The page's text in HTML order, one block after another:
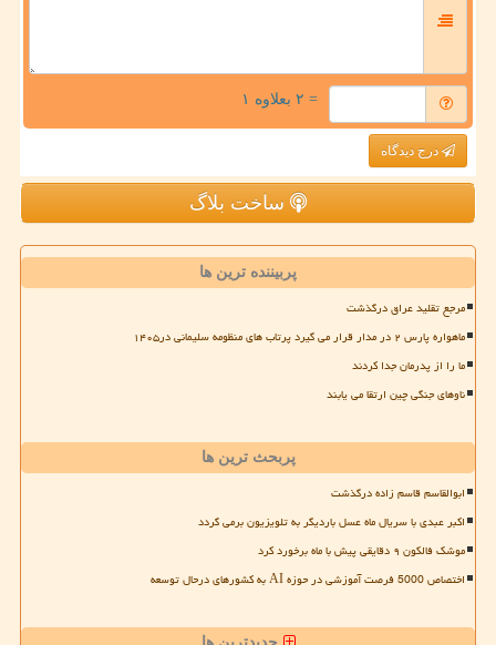
= ۲ بعلاوه ۱
درج دیدگاه
ساخت بلاگ
پربیننده ترین ها
مرجع تقلید عراق درگذشت
ماهواره پارس ۲ در مدار قرار می گیرد پرتاب های منظومه سلیمانی در۱۴۰۵
ما را از پدرمان جدا کردند
ناوهای جنگی چین ارتقا می یابند
پربحث ترین ها
ابوالقاسم قاسم زاده درگذشت
اکبر عبدی با سریال ماه عسل باردیگر به تلویزیون برمی گردد
موشک فالکون ۹ دقایقی پیش با ماه برخورد کرد
اختصاص 5000 فرصت آموزشی در حوزه AI به کشورهای درحال توسعه